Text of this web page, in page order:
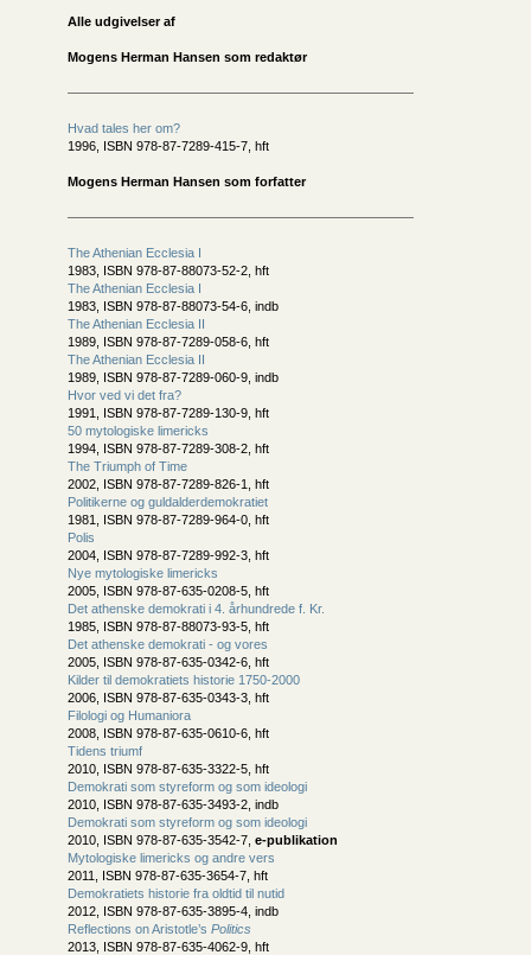
Alle udgivelser af
Mogens Herman Hansen som redaktør
Hvad tales her om?
1996, ISBN 978-87-7289-415-7, hft
Mogens Herman Hansen som forfatter
The Athenian Ecclesia I
1983, ISBN 978-87-88073-52-2, hft
The Athenian Ecclesia I
1983, ISBN 978-87-88073-54-6, indb
The Athenian Ecclesia II
1989, ISBN 978-87-7289-058-6, hft
The Athenian Ecclesia II
1989, ISBN 978-87-7289-060-9, indb
Hvor ved vi det fra?
1991, ISBN 978-87-7289-130-9, hft
50 mytologiske limericks
1994, ISBN 978-87-7289-308-2, hft
The Triumph of Time
2002, ISBN 978-87-7289-826-1, hft
Politikerne og guldalderdemokratiet
1981, ISBN 978-87-7289-964-0, hft
Polis
2004, ISBN 978-87-7289-992-3, hft
Nye mytologiske limericks
2005, ISBN 978-87-635-0208-5, hft
Det athenske demokrati i 4. århundrede f. Kr.
1985, ISBN 978-87-88073-93-5, hft
Det athenske demokrati - og vores
2005, ISBN 978-87-635-0342-6, hft
Kilder til demokratiets historie 1750-2000
2006, ISBN 978-87-635-0343-3, hft
Filologi og Humaniora
2008, ISBN 978-87-635-0610-6, hft
Tidens triumf
2010, ISBN 978-87-635-3322-5, hft
Demokrati som styreform og som ideologi
2010, ISBN 978-87-635-3493-2, indb
Demokrati som styreform og som ideologi
2010, ISBN 978-87-635-3542-7, e-publikation
Mytologiske limericks og andre vers
2011, ISBN 978-87-635-3654-7, hft
Demokratiets historie fra oldtid til nutid
2012, ISBN 978-87-635-3895-4, indb
Reflections on Aristotle’s Politics
2013, ISBN 978-87-635-4062-9, hft